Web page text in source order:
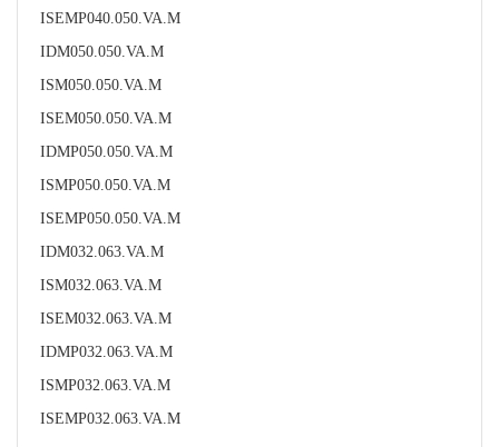
ISEMP040.050.VA.M
IDM050.050.VA.M
ISM050.050.VA.M
ISEM050.050.VA.M
IDMP050.050.VA.M
ISMP050.050.VA.M
ISEMP050.050.VA.M
IDM032.063.VA.M
ISM032.063.VA.M
ISEM032.063.VA.M
IDMP032.063.VA.M
ISMP032.063.VA.M
ISEMP032.063.VA.M